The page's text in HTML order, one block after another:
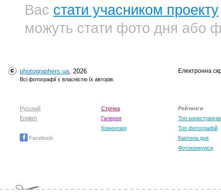
Вас стати учасником проекту
можуть стати фото дня або
photographers.ua, 2026
Всі фотографії є власністю їх авторів.
Електронна
Русский
English
Facebook
Стрічка
Галерея
Коментарі
Рейтинги
Топ користувачів
Топ фотографій
Картина дня
Фотоконкурси